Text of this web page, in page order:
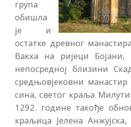
група
обишла
је и
остатке древног
Вакха на ријеци
непосредној близини
средњовјековни манастир
сина, светог краља
1292. године такође
краљица Јелена Анжујска,